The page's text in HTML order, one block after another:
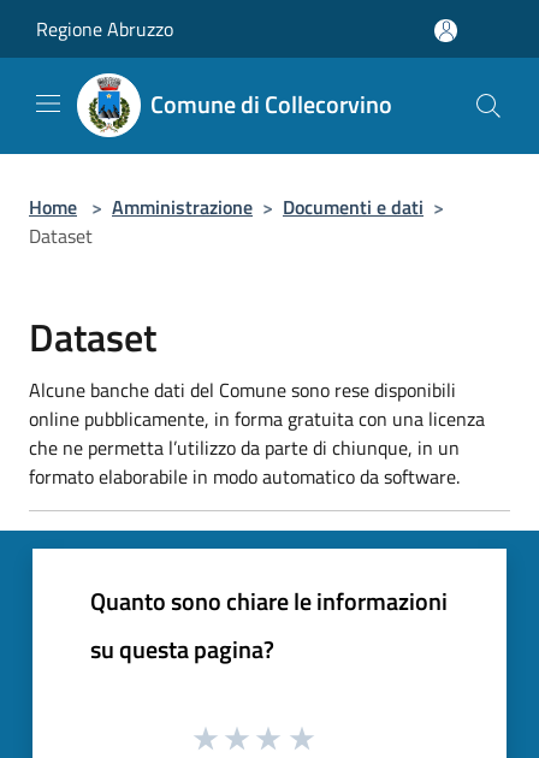
Regione Abruzzo
Comune di Collecorvino
Home > Amministrazione > Documenti e dati >
Dataset
Dataset
Alcune banche dati del Comune sono rese disponibili
online pubblicamente, in forma gratuita con una licenza
che ne permetta l’utilizzo da parte di chiunque, in un
formato elaborabile in modo automatico da software.
Quanto sono chiare le informazioni
su questa pagina?